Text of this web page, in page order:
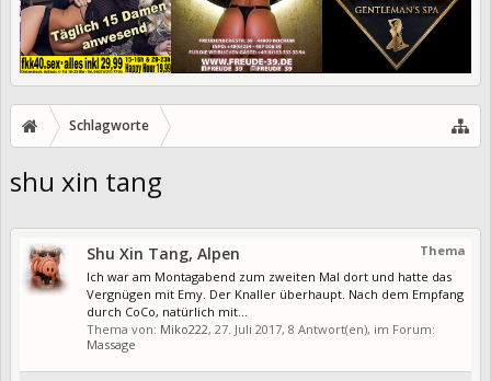
Schlagworte
shu xin tang
Thema
Shu Xin Tang, Alpen
Ich war am Montagabend zum zweiten Mal dort und hatte das
Vergnügen mit Emy. Der Knaller überhaupt. Nach dem Empfang
durch CoCo, natürlich mit...
Thema von: Miko222, 27. Juli 2017, 8 Antwort(en), im Forum:
Massage